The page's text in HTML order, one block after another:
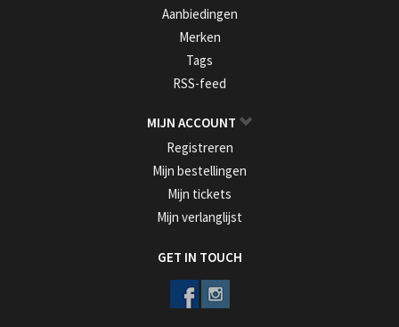
Aanbiedingen
Merken
Tags
RSS-feed
MIJN ACCOUNT
Registreren
Mijn bestellingen
Mijn tickets
Mijn verlanglijst
GET IN TOUCH